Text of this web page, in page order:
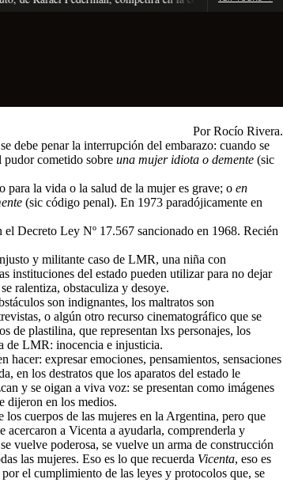
Por Rocío Rivera.
debe penar la interrupción del embarazo: cuando se
pudor cometido sobre una mujer idiota o demente (sic
la vida o la salud de la mujer es grave; o en
(sic código penal). En 1973 paradójicamente en
Decreto Ley Nº 17.567 sancionado en 1968. Recién
y militante caso de LMR, una niña con
instituciones del estado pueden utilizar para no dejar
ralentiza, obstaculiza y desoye.
son indignantes, los maltratos son
o algún otro recurso cinematográfico que se
de plastilina, que representan lxs personajes, los
de LMR: inocencia e injusticia.
expresar emociones, pensamientos, sensaciones
en los destratos que los aparatos del estado le
y se oigan a viva voz: se presentan como imágenes
dijeron en los medios.
cuerpos de las mujeres en la Argentina, pero que
acercaron a Vicenta a ayudarla, comprenderla y
vuelve poderosa, se vuelve un arma de construcción
las mujeres. Eso es lo que recuerda Vicenta, eso es
el cumplimiento de las leyes y protocolos que, se